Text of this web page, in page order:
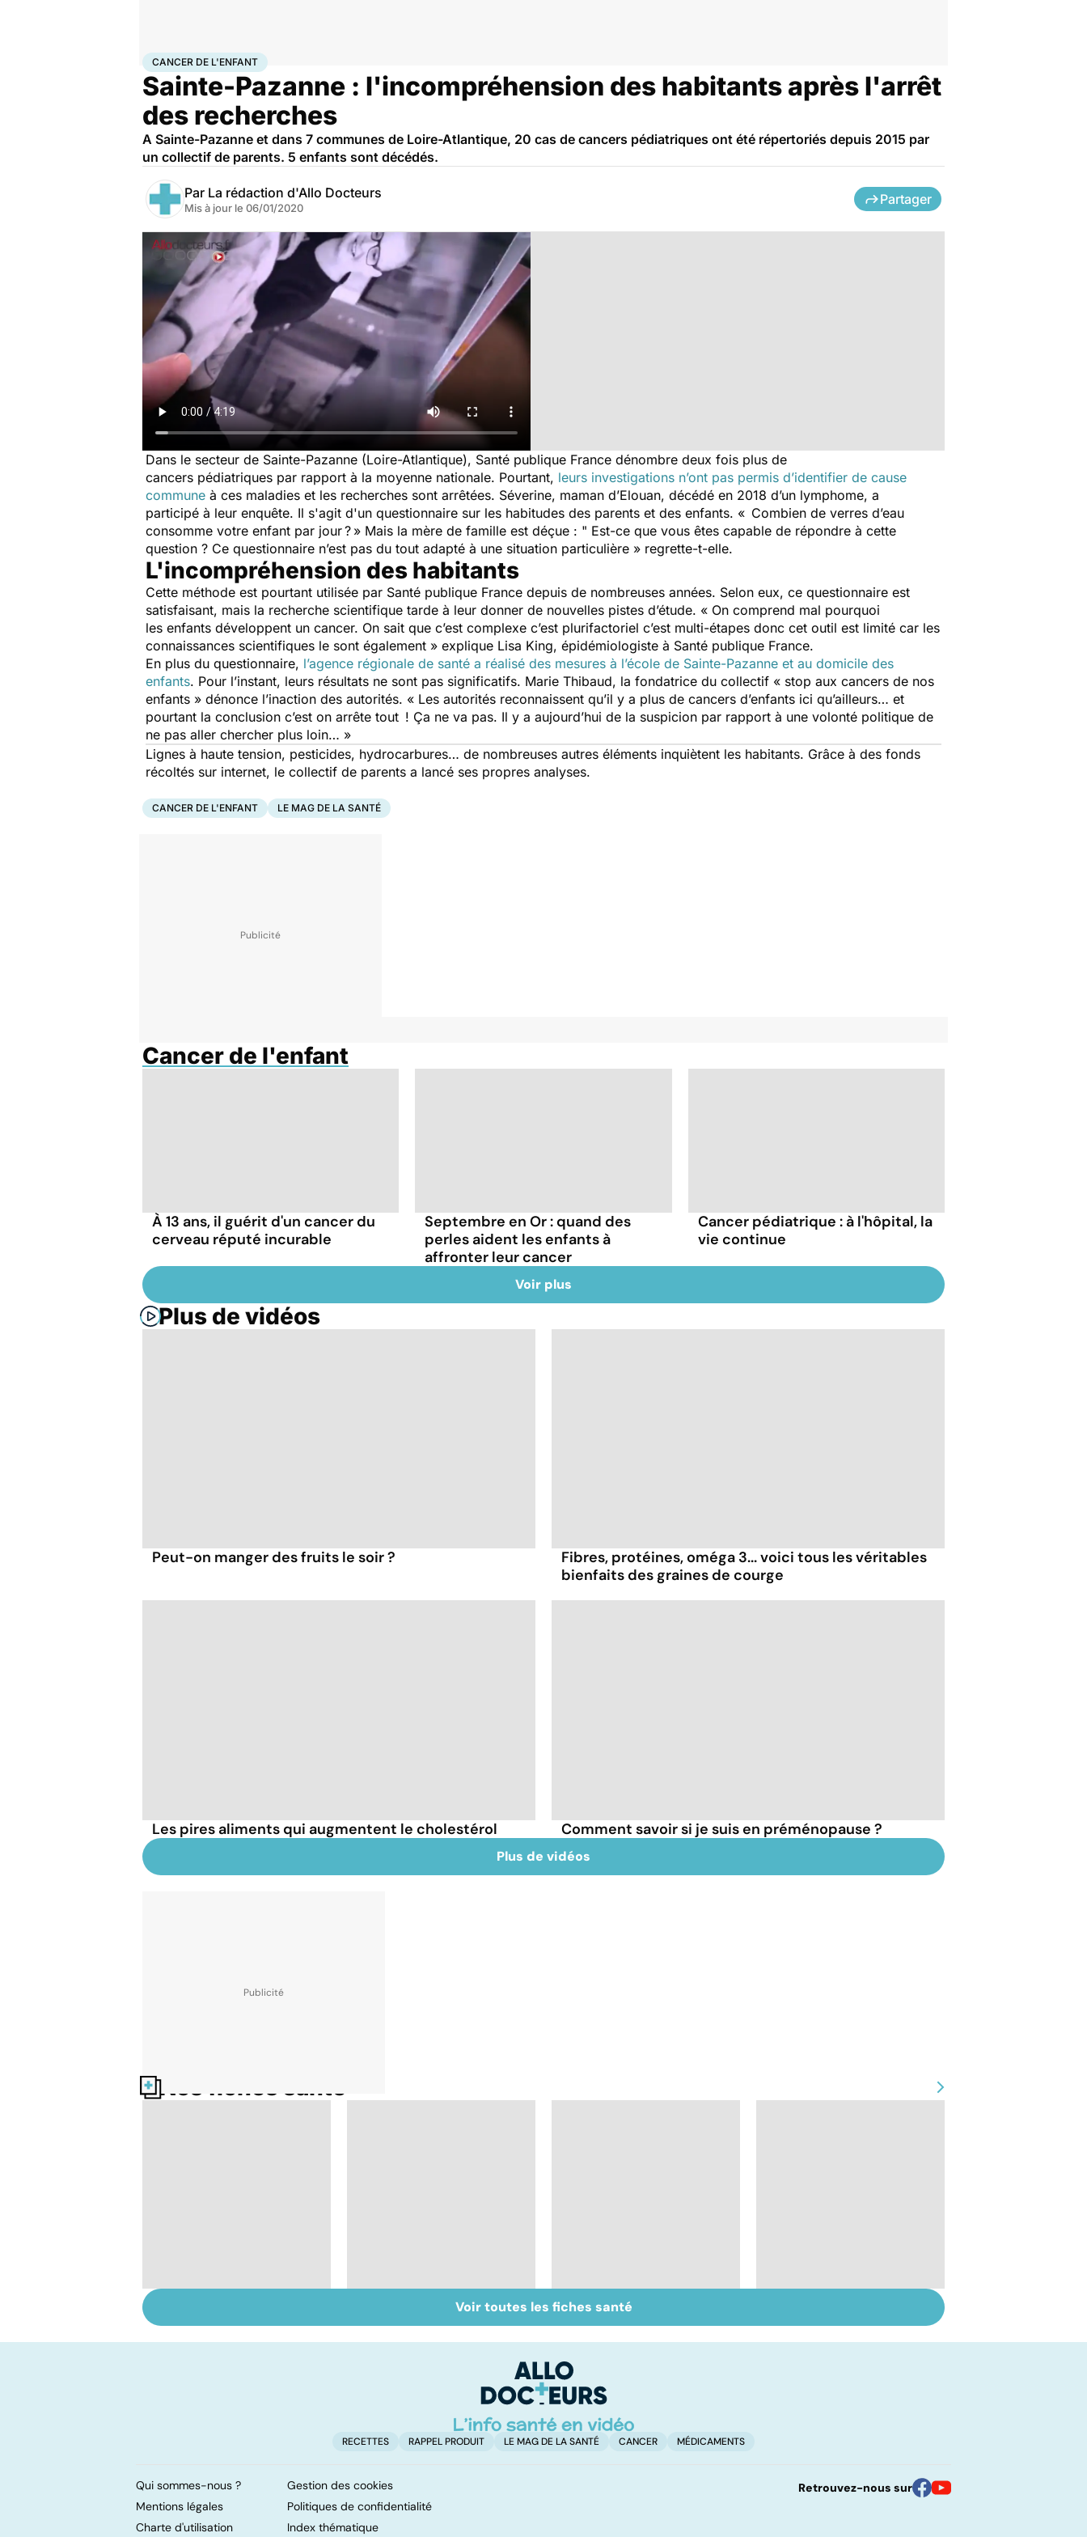
AccueilSantéMaladiesCancer
CANCER DE L'ENFANT
Sainte-Pazanne : l'incompréhension des habitants après l'arrêt
des recherches
A Sainte-Pazanne et dans 7 communes de Loire-Atlantique, 20 cas de cancers pédiatriques ont été répertoriés depuis 2015 par
un collectif de parents. 5 enfants sont décédés.
Par La rédaction d'Allo Docteurs
Mis à jour le 06/01/2020
Partager
Dans le secteur de Sainte-Pazanne (Loire-Atlantique), Santé publique France dénombre deux fois plus de
cancers pédiatriques par rapport à la moyenne nationale. Pourtant, leurs investigations n’ont pas permis d’identifier de cause
commune à ces maladies et les recherches sont arrêtées. Séverine, maman d’Elouan, décédé en 2018 d’un lymphome, a
participé à leur enquête. Il s'agit d'un questionnaire sur les habitudes des parents et des enfants. « Combien de verres d’eau
consomme votre enfant par jour ? » Mais la mère de famille est déçue : " Est-ce que vous êtes capable de répondre à cette
question ? Ce questionnaire n’est pas du tout adapté à une situation particulière » regrette-t-elle.
L'incompréhension des habitants
Cette méthode est pourtant utilisée par Santé publique France depuis de nombreuses années. Selon eux, ce questionnaire est
satisfaisant, mais la recherche scientifique tarde à leur donner de nouvelles pistes d’étude. « On comprend mal pourquoi
les enfants développent un cancer. On sait que c’est complexe c’est plurifactoriel c’est multi-étapes donc cet outil est limité car les
connaissances scientifiques le sont également » explique Lisa King, épidémiologiste à Santé publique France.
En plus du questionnaire, l’agence régionale de santé a réalisé des mesures à l’école de Sainte-Pazanne et au domicile des
enfants. Pour l’instant, leurs résultats ne sont pas significatifs. Marie Thibaud, la fondatrice du collectif « stop aux cancers de nos
enfants » dénonce l’inaction des autorités. « Les autorités reconnaissent qu’il y a plus de cancers d’enfants ici qu’ailleurs… et
pourtant la conclusion c’est on arrête tout ! Ça ne va pas. Il y a aujourd’hui de la suspicion par rapport à une volonté politique de
ne pas aller chercher plus loin… »
Lignes à haute tension, pesticides, hydrocarbures… de nombreuses autres éléments inquiètent les habitants. Grâce à des fonds
récoltés sur internet, le collectif de parents a lancé ses propres analyses.
CANCER DE L'ENFANT LE MAG DE LA SANTÉ
Cancer de l'enfant
À 13 ans, il guérit d'un cancer du
cerveau réputé incurable
Septembre en Or : quand des
perles aident les enfants à
affronter leur cancer
Cancer pédiatrique : à l'hôpital, la
vie continue
Voir plus
Plus de vidéos
Peut-on manger des fruits le soir ?
Fibres, protéines, oméga 3... voici tous les véritables
bienfaits des graines de courge
Les pires aliments qui augmentent le cholestérol Comment savoir si je suis en préménopause ?
Plus de vidéos
Nos fiches santé
des os
Dérèglement
hormonal : et si
Tout savoir sur les
infections
amygdales : que faire
Voir toutes les fiches santé
RECETTES RAPPEL PRODUIT LE MAG DE LA SANTÉ CANCER MÉDICAMENTS
Qui sommes-nous ?
Gestion des cookies
Mentions légales
Politiques de confidentialité
Charte d'utilisation
Index thématique
Retrouvez-nous sur